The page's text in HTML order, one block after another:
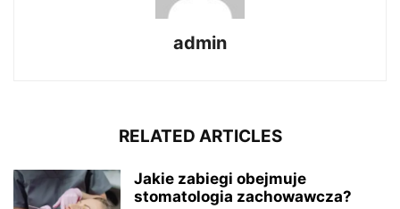
admin
RELATED ARTICLES
Jakie zabiegi obejmuje
stomatologia zachowawcza?